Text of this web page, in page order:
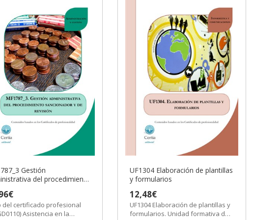
Gestión
del procedimiento
del certificado profesional
Asistencia en la
UF1304 Elaboración de plantillas
y formularios
12,48€
UF1304 Elaboración de plantillas y
formularios. Unidad formativa del
infantil y
instituciones
en
con discap